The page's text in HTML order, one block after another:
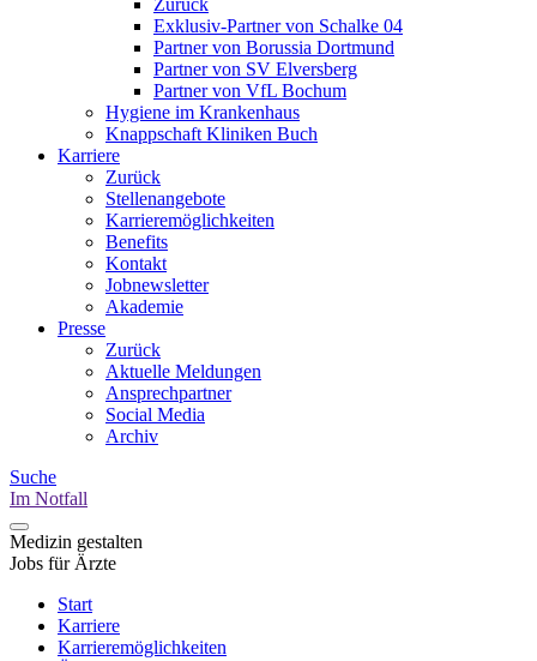
Zurück
Exklusiv-Partner von Schalke 04
Partner von Borussia Dortmund
Partner von SV Elversberg
Partner von VfL Bochum
Hygiene im Krankenhaus
Knappschaft Kliniken Buch
Karriere
Zurück
Stellenangebote
Karrieremöglichkeiten
Benefits
Kontakt
Jobnewsletter
Akademie
Presse
Zurück
Aktuelle Meldungen
Ansprechpartner
Social Media
Archiv
Suche
Im Notfall
Medizin gestalten
Jobs für Ärzte
Start
Karriere
Karrieremöglichkeiten